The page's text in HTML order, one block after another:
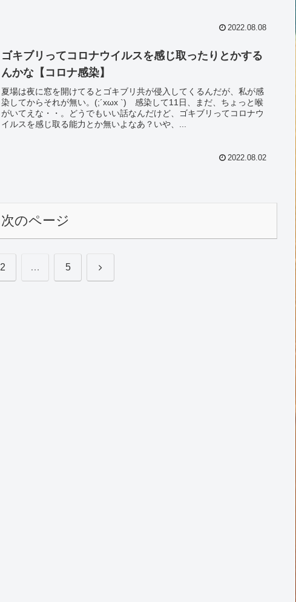
2022.08.08
ゴキブリってコロナウイルスを感じ取ったりとかする
んかな【コロナ感染】
夏場は夜に窓を開けてるとゴキブリ共が侵入してくるんだが、私が感
染してからそれが無い。(;´xωx `) 感染して11日、まだ、ちょっと喉
がいてえな・・。どうでもいい話なんだけど、ゴキブリってコロナウ
イルスを感じ取る能力とか無いよなあ？いや、...
2022.08.02
次のページ
2 … 5 次